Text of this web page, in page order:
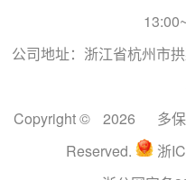
公司地址：浙江省杭州市
Copyright ©
2026 多
Reserved.
浙